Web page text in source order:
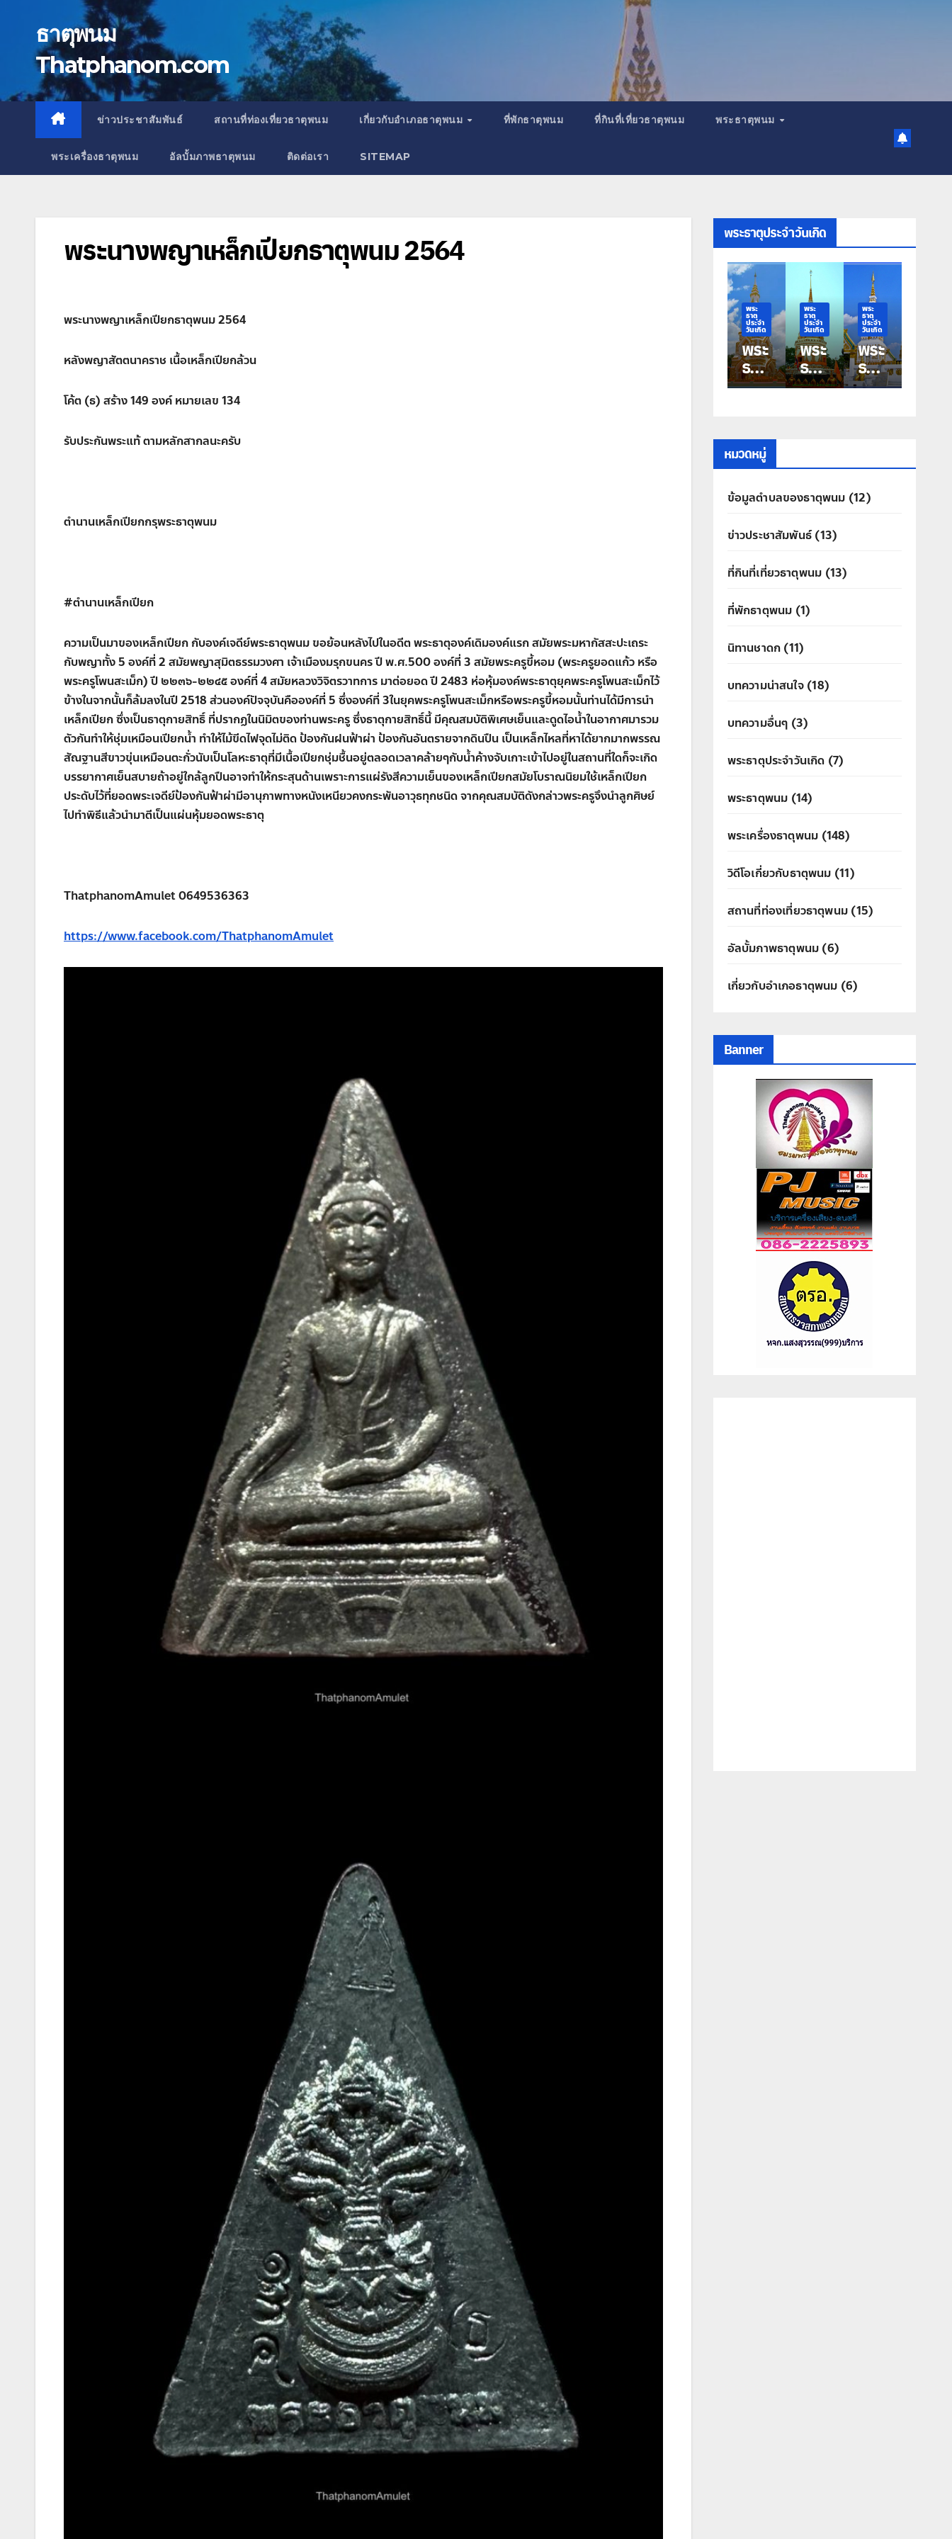
contentธาตุพนม
Thatphanom.com
ข่าวประชาสัมพันธ์ สถานที่ท่องเที่ยวธาตุพนม เกี่ยวกับอำเภอธาตุพนม ที่พักธาตุพนม ที่กินที่เที่ยวธาตุพนม พระธาตุพนม
พระเครื่องธาตุพนม อัลบั้มภาพธาตุพนม ติดต่อเรา SITEMAP
พระนางพญาเหล็กเปียกธาตุพนม 2564
พระนางพญาเหล็กเปียกธาตุพนม 2564
หลังพญาสัตตนาคราช เนื้อเหล็กเปียกล้วน
โค้ต (ธ) สร้าง 149 องค์ หมายเลข 134
รับประกันพระแท้ ตามหลักสากลนะครับ
ตำนานเหล็กเปียกกรุพระธาตุพนม
#ตำนานเหล็กเปียก
ความเป็นมาของเหล็กเปียก กับองค์เจดีย์พระธาตุพนม ขอย้อนหลังไปในอดีต พระธาตุองค์เดิมองค์แรก สมัยพระมหากัสสะปะเถระ
กับพญาทั้ง 5 องค์ที่ 2 สมัยพญาสุมิตธรรมวงศา เจ้าเมืองมรุกขนคร ปี พ.ศ.500 องค์ที่ 3 สมัยพระครูขี้หอม (พระครูยอดแก้ว หรือ
พระครูโพนสะเม็ก) ปี ๒๒๓๖-๒๒๔๕ องค์ที่ 4 สมัยหลวงวิจิตรวาทการ มาต่อยอด ปี 2483 ห่อหุ้มองค์พระธาตุยุคพระครูโพนสะเม็กไว้
ข้างในจากนั้นก็ล้มลงในปี 2518 ส่วนองค์ปัจจุบันคือองค์ที่ 5 ซึ่งองค์ที่ 3ในยุคพระครูโพนสะเม็กหรือพระครูขี้หอมนั้นท่านได้มีการนำ
เหล็กเปียก ซึ่งเป็นธาตุกายสิทธิ์ ที่ปรากฏในนิมิตของท่านพระครู ซึ่งธาตุกายสิทธิ์นี้ มีคุณสมบัติพิเศษเย็นและดูดไอน้ำในอากาศมารวม
ตัวกันทำให้ชุ่มเหมือนเปียกน้ำ ทำให้ไม้ขีดไฟจุดไม่ติด ป้องกันฝนฟ้าผ่า ป้องกันอันตรายจากดินปืน เป็นเหล็กไหลที่หาได้ยากมากพรรณ
สัณฐานสีขาวขุ่นเหมือนตะกั่วนับเป็นโลหะธาตุที่มีเนื้อเปียกชุ่มชื้นอยู่ตลอดเวลาคล้ายๆกับนํ้าค้างจับเกาะเข้าไปอยู่ในสถานที่ใดก็จะเกิด
บรรยากาศเย็นสบายถ้าอยู่ใกล้ลูกปืนอาจทำให้กระสุนด้านเพราะการแผ่รังสีความเย็นของเหล็กเปียกสมัยโบราณนิยมใช้เหล็กเปียก
ประดับไว้ที่ยอดพระเจดีย์ป้องกันฟ้าผ่ามีอานุภาพทางหนังเหนียวคงกระพันอาวุธทุกชนิด จากคุณสมบัติดังกล่าวพระครูจึงนำลูกศิษย์
ไปทำพิธีแล้วนำมาตีเป็นแผ่นหุ้มยอดพระธาตุ
ThatphanomAmulet 0649536363
https://www.facebook.com/ThatphanomAmulet
พระธาตุประจำวันเกิด
พระ
ธาตุ
ประจำ
วันเกิด
พระ
ธาตุ
ประ
เกิด
วัน
เสา
ร์
พระ
ธาตุ
นคร
พระ
ธาตุ
ประจำ
วันเกิด
พระ
ธาตุ
ประ
ศุกร์
พระ
ธาตุ
ท่าอุ
เทน
พระ
ธาตุ
ประจำ
วันเกิด
พระ
ธาตุ
ประ
พฤ
หัสบ
ดี
พุธ
หมวดหมู่
ข้อมูลตำบลของธาตุพนม (12)
ข่าวประชาสัมพันธ์(13)
ที่กินที่เที่ยวธาตุพนม (13)
ที่พักธาตุพนม (1)
นิทานชาดก (11)
บทความน่าสนใจ(18)
บทความอื่นๆ (3)
พระธาตุประจำวันเกิด (7)
พระธาตุพนม (14)
พระเครื่องธาตุพนม (148)
วิดีโอเกี่ยวกับธาตุพนม (11)
สถานที่ท่องเที่ยวธาตุพนม (15)
อัลบั้มภาพธาตุพนม (6)
เกี่ยวกับอำเภอธาตุพนม (6)
Banner